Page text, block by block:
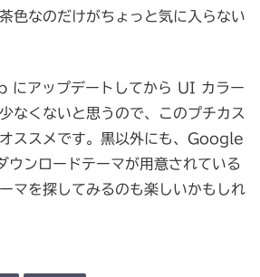
色なのだけがちょっと気に入らない
アップデートしてから UI カラー
なくないと思うので、このプチカス
ススメです。黒以外にも、Google
ウンロードテーマが用意されている
マを探してみるのも楽しいかもしれ